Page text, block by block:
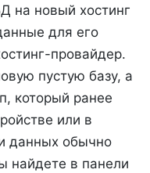
на новый хостинг
для его
провайдер.
пустую базу, а
который ранее
или в
данных обычно
найдете в панели